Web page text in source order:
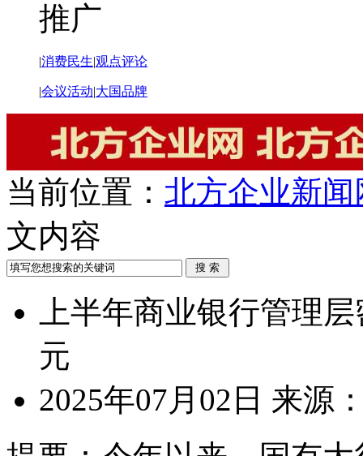
推广
|消费民生|观点评论
|会议活动|大国品牌
当前位置： 北方企业新闻
文内容
上半年商业银行管理
元
2025年07月02日 来源